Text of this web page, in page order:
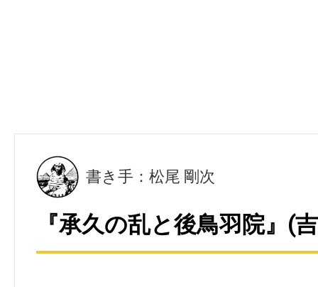
書き手：松尾 剛次
『承久の乱と後鳥羽院』(